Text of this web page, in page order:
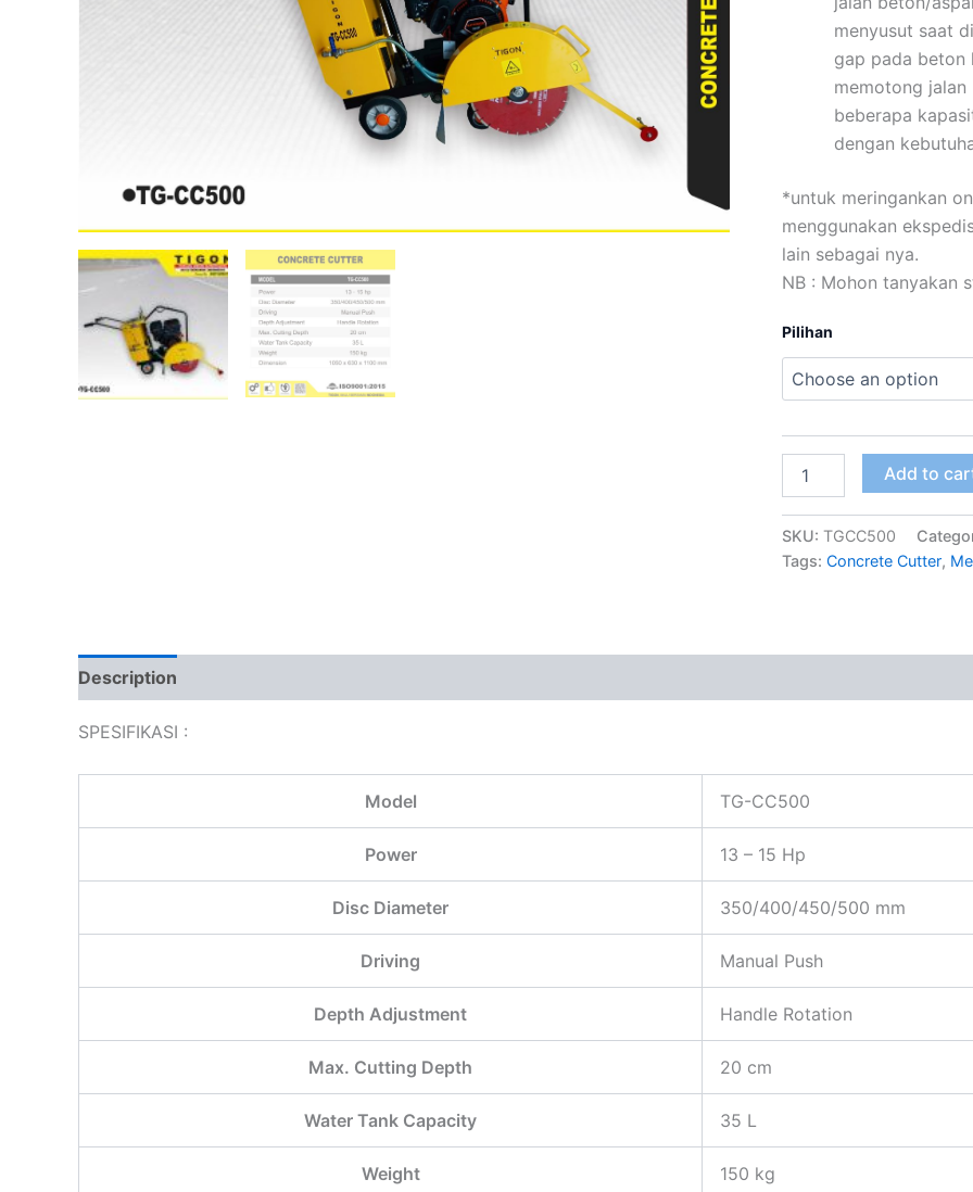
menyusut saat
gap pada beton
memotong jalan
beberapa
dengan
*untuk meringankan
menggunakan
lain sebagai nya.
NB : Mohon tanyakan
Pilihan
Add to
SKU: TGCC500
Tags: Concrete Cutter,
Description
SPESIFIKASI :
Model TG-CC500
Power 13 – 15 Hp
Disc Diameter 350/400/450/500 mm
Driving Manual Push
Depth Adjustment Handle Rotation
Max. Cutting Depth 20 cm
Water Tank Capacity 35 L
Weight 150 kg